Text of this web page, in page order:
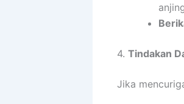
4. Tindakan
Jika